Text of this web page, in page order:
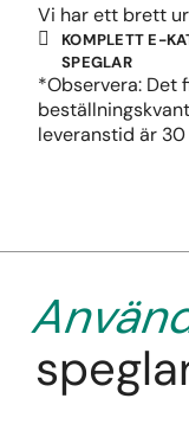
Vi har ett brett
KOMPLETT E-
SPEGLAR
*Observera: Det
leveranstid är 30